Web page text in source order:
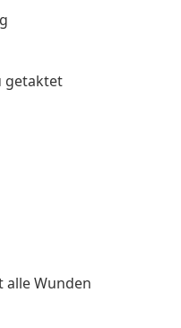
getaktet
alle Wunden